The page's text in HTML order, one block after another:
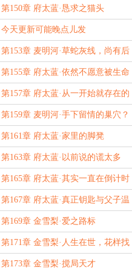
第150章 府太蓝·恳求之猫头
今天更新可能晚点儿发
第153章 麦明河·草蛇灰线，尚有后
手
第155章 府太蓝·依然不愿意被生命
放弃
第157章 府太蓝·从一开始就存在的
陷阱
第159章 麦明河·手下留情的巢穴？
第161章 府太蓝·家里的脚凳
第163章 府太蓝·以前说的谎太多
了？
第165章 府太蓝·其实一直在倒计时
的钥匙？
第167章 府太蓝·真正钥匙与父子温
情
第169章 金雪梨·爱之路标
第171章 金雪梨·人生在世，花样找
死
第173章 金雪梨·搅局天才